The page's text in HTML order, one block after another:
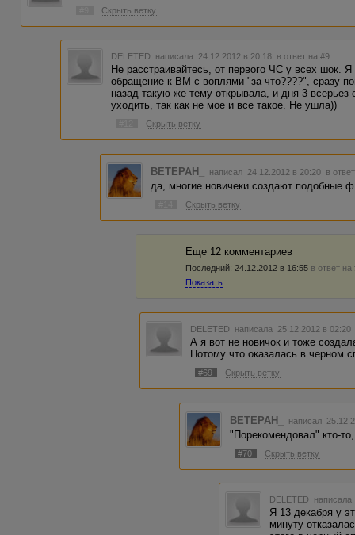
Скрыть ветку
DELETED написала 24.12.2012 в 20:18 в ответ на #9
Не расстраивайтесь, от первого ЧС у всех шок.
обращение к ВМ с воплями "за что????", сразу
назад такую же тему открывала, и дня 3
уходить, так как не мое и все такое. Не ушла))
Скрыть ветку
BETEPAH_ написал 24.12.2012 в 20:20 в
да, многие новичеки создают подобные
Скрыть ветку
Еще 12 комментариев
Последний: 24.12.2012 в 16:55 в ответ на
Показать
DELETED написала 25.12.2012 в
А я вот не новичок и тоже
Потому что оказалась в черном
#69 Скрыть ветку
BETEPAH_ написал
"Порекомендовал" кто-
#70 Скрыть ветку
DELETED
Я 13 декабря у
минуту